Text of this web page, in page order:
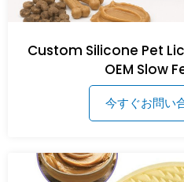
Custom Silicone Pet
OEM Slow
今すぐお問い